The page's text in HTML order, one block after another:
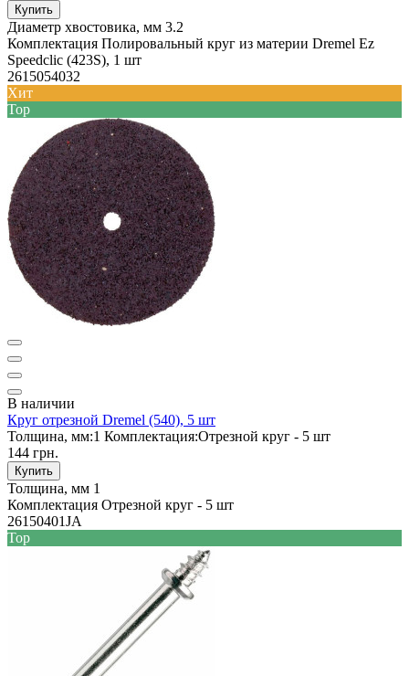
Купить
Диаметр хвостовика, мм 3.2
Комплектация Полировальный круг из материи Dremel Ez
Speedclic (423S), 1 шт
2615054032
Хит
Top
В наличии
Круг отрезной Dremel (540), 5 шт
Толщина, мм:1 Комплектация:Отрезной круг - 5 шт
144 грн.
Купить
Толщина, мм 1
Комплектация Отрезной круг - 5 шт
26150401JA
Top